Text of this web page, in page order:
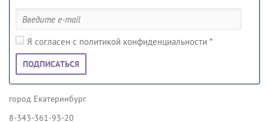
Я согласен с политикой конфиденциальности *
ПОДПИСАТЬСЯ
город Екатеринбург
8-343-361-93-20